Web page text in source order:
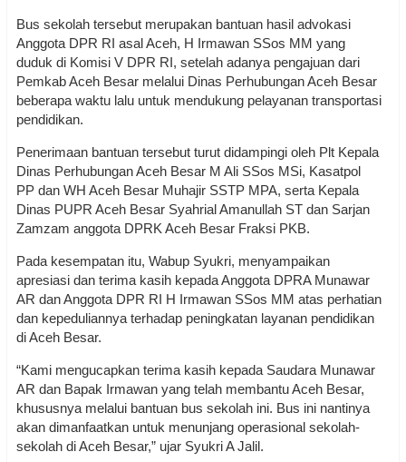
Bus sekolah tersebut merupakan bantuan hasil advokasi
Anggota DPR RI asal Aceh, H Irmawan SSos MM yang
duduk di Komisi V DPR RI, setelah adanya pengajuan dari
Pemkab Aceh Besar melalui Dinas Perhubungan Aceh Besar
beberapa waktu lalu untuk mendukung pelayanan transportasi
pendidikan.
Penerimaan bantuan tersebut turut didampingi oleh Plt Kepala
Dinas Perhubungan Aceh Besar M Ali SSos MSi, Kasatpol
PP dan WH Aceh Besar Muhajir SSTP MPA, serta Kepala
Dinas PUPR Aceh Besar Syahrial Amanullah ST dan Sarjan
Zamzam anggota DPRK Aceh Besar Fraksi PKB.
Pada kesempatan itu, Wabup Syukri, menyampaikan
apresiasi dan terima kasih kepada Anggota DPRA Munawar
AR dan Anggota DPR RI H Irmawan SSos MM atas perhatian
dan kepeduliannya terhadap peningkatan layanan pendidikan
di Aceh Besar.
“Kami mengucapkan terima kasih kepada Saudara Munawar
AR dan Bapak Irmawan yang telah membantu Aceh Besar,
khususnya melalui bantuan bus sekolah ini. Bus ini nantinya
akan dimanfaatkan untuk menunjang operasional sekolah-
sekolah di Aceh Besar,” ujar Syukri A Jalil.